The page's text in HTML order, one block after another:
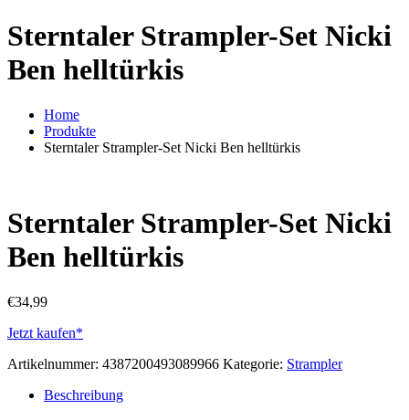
Sterntaler Strampler-Set Nicki
Ben helltürkis
Home
Produkte
Sterntaler Strampler-Set Nicki Ben helltürkis
Sterntaler Strampler-Set Nicki
Ben helltürkis
€34,99
Jetzt kaufen*
Artikelnummer: 4387200493089966 Kategorie: Strampler
Beschreibung